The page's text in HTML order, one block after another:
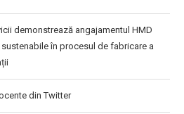
demonstrează angajamentul HMD
în procesul de fabricare a
din Twitter